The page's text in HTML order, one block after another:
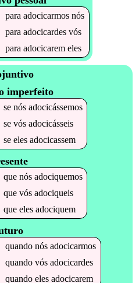
paraadocicarmos nós
paraadocicardes vós
paraadocicarem eles
imperfeito
se nós adocicássemos
se vós adocicásseis
se eles adocicassem
que nós adociquemos
que vós adociqueis
que eles adociquem
quandonósadocicarmos
quandovósadocicardes
quandoelesadocicarem